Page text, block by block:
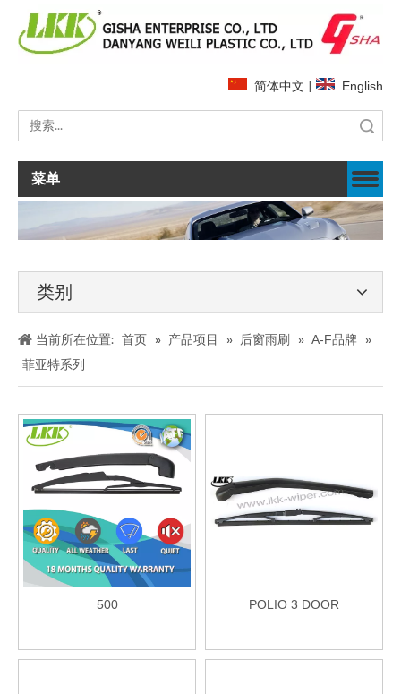
简体中文 | English
菜单
类别
当前所在位置: 首页 » 产品项目 » 后窗雨刷 » A-F品牌
»
菲亚特系列
500 POLIO 3 DOOR